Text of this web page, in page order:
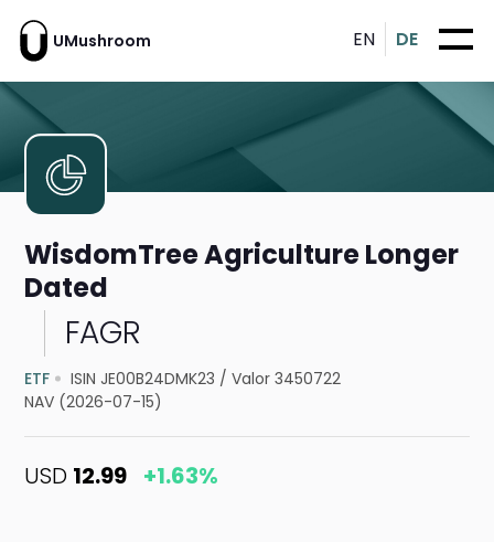
UMushroom EN DE
WisdomTree Agriculture Longer
Dated
FAGR
ETF ISIN JE00B24DMK23 /Valor 3450722
NAV (2026-07-15)
USD 12.99 +1.63%